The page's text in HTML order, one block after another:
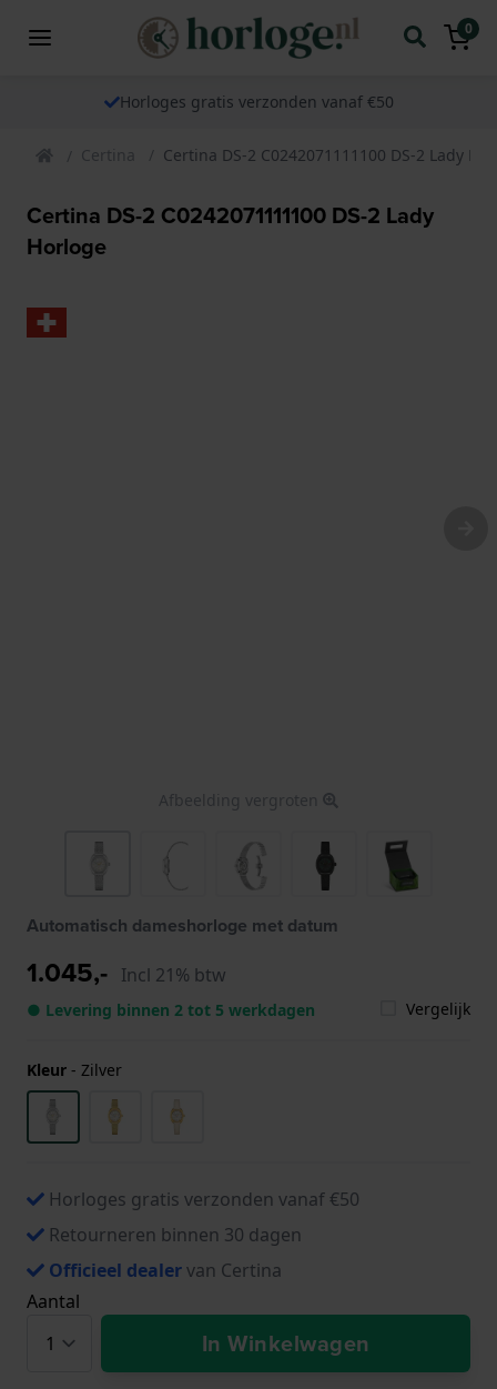
0
Horloges gratis verzonden vanaf €50
Certina Certina DS-2 C0242071111100 DS-2 Lady
Certina DS-2 C0242071111100 DS-2 Lady
Horloge
Afbeelding vergroten
Automatisch dameshorloge met datum
1.045,- Incl 21% btw
● Levering binnen 2 tot 5 werkdagen Vergelijk
Kleur - Zilver
Horloges gratis verzonden vanaf €50
Retourneren binnen 30 dagen
Officieel dealervan Certina
Aantal
In Winkelwagen